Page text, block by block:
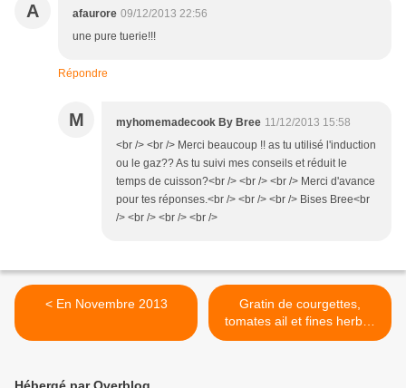
A afaurore 09/12/2013 22:56
une pure tuerie!!!
Répondre
M myhomemadecook By Bree 11/12/2013 15:58
<br /> <br /> Merci beaucoup !! as tu utilisé l'induction
ou le gaz?? As tu suivi mes conseils et réduit le
temps de cuisson?<br /> <br /> <br /> Merci d'avance
pour tes réponses.<br /> <br /> <br /> Bises Bree<br
/> <br /> <br /> <br />
< En Novembre 2013
Gratin de courgettes,
tomates ail et fines herbes
>